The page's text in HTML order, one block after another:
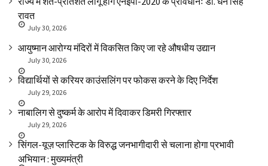
रावत
July 30, 2026
आयुष्मान आरोग्य मंदिरों में विकसित किए जा रहे औषधीय उद्यान
July 30, 2026
विद्यार्थियों से करियर काउंसलिंग पर फोकस करने के दिए निर्देश
July 29, 2026
नाबालिग से दुष्कर्म के आरोप में दिवाकर डिमरी गिरफ्तार
July 29, 2026
सिंगल-यूज़ प्लास्टिक के विरुद्ध जनभागीदारी से चलाना होगा प्रभावी
अभियान : मुख्यमंत्री